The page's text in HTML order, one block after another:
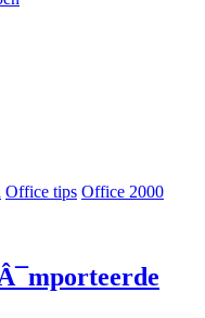
Office tips Office 2000